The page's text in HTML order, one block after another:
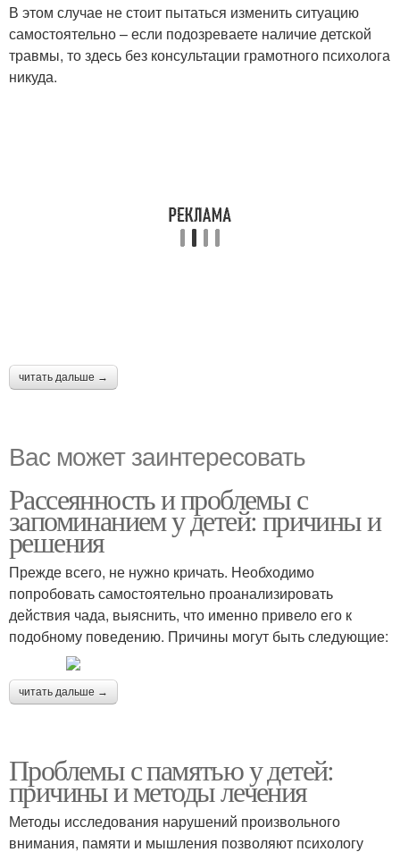
В этом случае не стоит пытаться изменить ситуацию
самостоятельно – если подозреваете наличие детской
травмы, то здесь без консультации грамотного психолога
никуда.
читать дальше →
Вас может заинтересовать
Рассеянность и проблемы с
запоминанием у детей: причины и
решения
Прежде всего, не нужно кричать. Необходимо
попробовать самостоятельно проанализировать
действия чада, выяснить, что именно привело его к
подобному поведению. Причины могут быть следующие:
читать дальше →
Проблемы с памятью у детей:
причины и методы лечения
Методы исследования нарушений произвольного
внимания, памяти и мышления позволяют психологу